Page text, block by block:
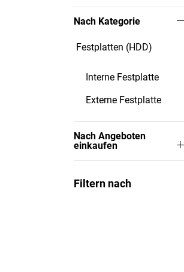
Nach Kategorie
Festplatten (HDD)
Interne Festplatte
Externe Festplatte
Nach Angeboten
einkaufen
Filtern nach